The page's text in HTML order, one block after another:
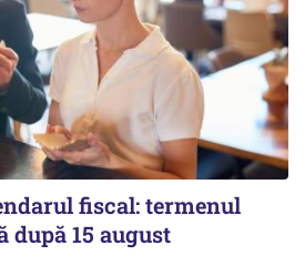
fiscal: termenul
după 15 august